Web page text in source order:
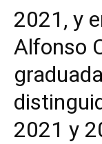
2021, y
Alfonso
2021 y